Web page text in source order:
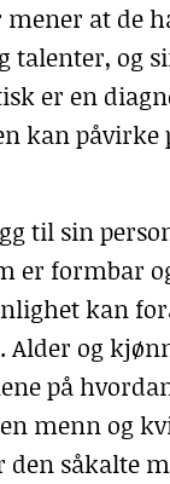
at de
talenter, og
er en
kan påvirke
til sin
er formbar
kan
Alder og
på
menn og
den såkalte